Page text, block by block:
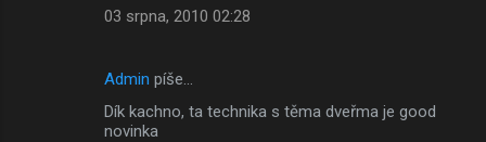
03 srpna, 2010 02:28
Admin píše…
Dík kachno, ta technika s těma dveřma je good
novinka